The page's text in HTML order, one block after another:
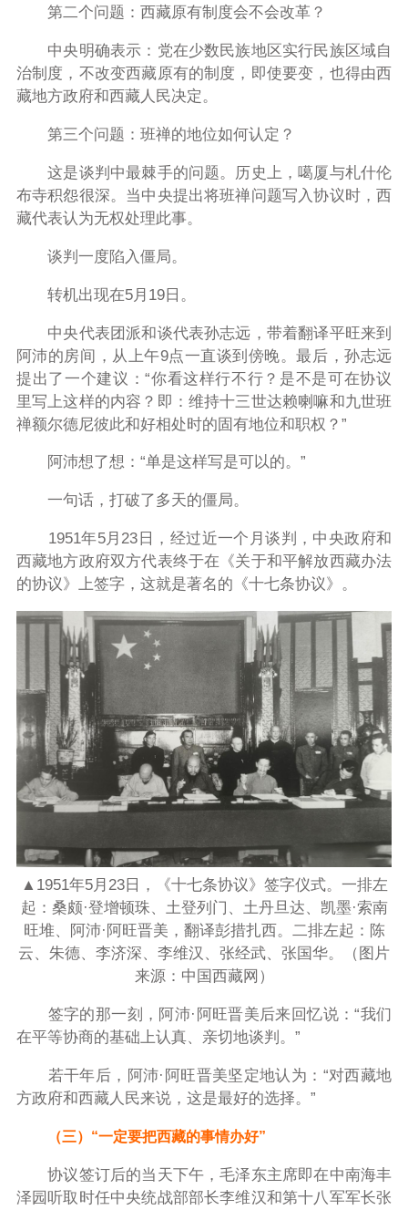
第二个问题：西藏原有制度会不会改革？
中央明确表示：党在少数民族地区实行民族区域自
治制度，不改变西藏原有的制度，即使要变，也得由西
藏地方政府和西藏人民决定。
第三个问题：班禅的地位如何认定？
这是谈判中最棘手的问题。历史上，噶厦与札什伦
布寺积怨很深。当中央提出将班禅问题写入协议时，西
藏代表认为无权处理此事。
谈判一度陷入僵局。
转机出现在5月19日。
中央代表团派和谈代表孙志远，带着翻译平旺来到
阿沛的房间，从上午9点一直谈到傍晚。最后，孙志远
提出了一个建议：“你看这样行不行？是不是可在协议
里写上这样的内容？即：维持十三世达赖喇嘛和九世班
禅额尔德尼彼此和好相处时的固有地位和职权？”
阿沛想了想：“单是这样写是可以的。”
一句话，打破了多天的僵局。
1951年5月23日，经过近一个月谈判，中央政府和
西藏地方政府双方代表终于在《关于和平解放西藏办法
的协议》上签字，这就是著名的《十七条协议》。
▲1951年5月23日，《十七条协议》签字仪式。一排左
起：桑颇·登增顿珠、土登列门、土丹旦达、凯墨·索南
旺堆、阿沛·阿旺晋美，翻译彭措扎西。二排左起：陈
云、朱德、李济深、李维汉、张经武、张国华。（图片
来源：中国西藏网）
签字的那一刻，阿沛·阿旺晋美后来回忆说：“我们
在平等协商的基础上认真、亲切地谈判。”
若干年后，阿沛·阿旺晋美坚定地认为：“对西藏地
方政府和西藏人民来说，这是最好的选择。”
（三）“一定要把西藏的事情办好”
协议签订后的当天下午，毛泽东主席即在中南海丰
泽园听取时任中央统战部部长李维汉和第十八军军长张